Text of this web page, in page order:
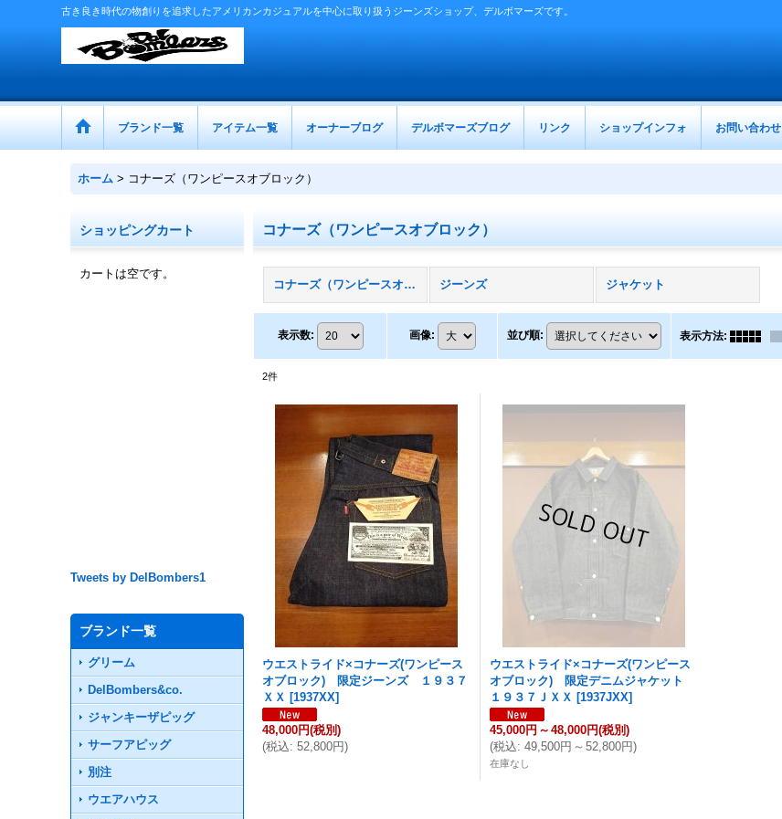
古き良き時代の物創りを追求したアメリカンカジュアルを中心に取り扱うジーンズショップ、デルボマーズです。
ブランド一覧 アイテム一覧 オーナーブログ デルボマーズブログ リンク ショップインフォ お問い合わせ
ホーム > コナーズ（ワンピースオブロック）
ショッピングカート
カートは空です。
Tweets by DelBombers1
ブランド一覧
グリーム
DelBombers&co.
ジャンキーザピッグ
サーフアピッグ
別注
ウエアハウス
コナーズ（ワンピースオブロック）
コナーズ（ワンピースオブロック） (全商品) ジーンズ ジャケット
表示数: 画像: 並び順: 表示方法:
2件
ウエストライド×コナーズ(ワンピース
オブロック) 限定ジーンズ １９３７
ＸＸ [1937XX]
48,000円(税別)
(税込: 52,800円)
ウエストライド×コナーズ(ワンピース
オブロック) 限定デニムジャケット
１９３７ＪＸＸ [1937JXX]
45,000円 ～ 48,000円(税別)
(税込: 49,500円 ～ 52,800円)
在庫なし